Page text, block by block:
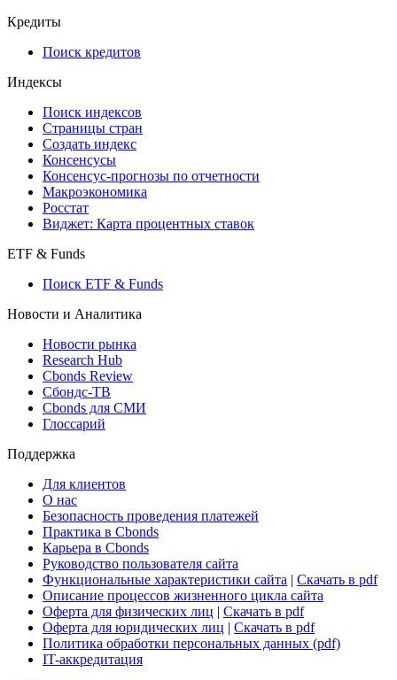
Кредиты
Поиск кредитов
Индексы
Поиск индексов
Страницы стран
Создать индекс
Консенсусы
Консенсус-прогнозы по отчетности
Макроэкономика
Росстат
Виджет: Карта процентных ставок
ETF & Funds
Поиск ETF & Funds
Новости и Аналитика
Новости рынка
Research Hub
Cbonds Review
Сбондс-ТВ
Cbonds для СМИ
Глоссарий
Поддержка
Для клиентов
О нас
Безопасность проведения платежей
Практика в Cbonds
Карьера в Cbonds
Руководство пользователя сайта
Функциональные характеристики сайта | Скачать в pdf
Описание процессов жизненного цикла сайта
Оферта для физических лиц | Скачать в pdf
Оферта для юридических лиц | Скачать в pdf
Политика обработки персональных данных (pdf)
IT-аккредитация